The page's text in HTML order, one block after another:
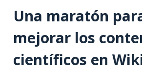
n
Una maratón
mejorar los
científicos en